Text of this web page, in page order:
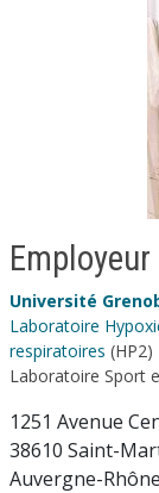
Université
Laboratoire
respiratoires (HP2)
Laboratoire Sport
1251 Avenue
38610 Saint-
Auvergne-